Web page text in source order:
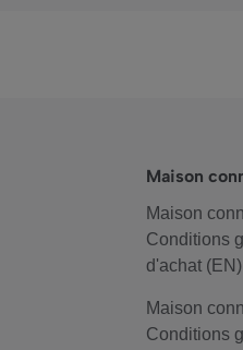
Maison
Maison
Conditions
d'achat (EN)
Maison
Conditions